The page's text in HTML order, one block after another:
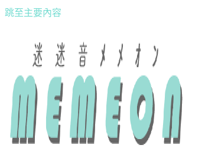
跳至主要內容